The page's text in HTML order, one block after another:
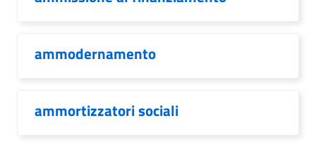
ammodernamento
ammortizzatori sociali